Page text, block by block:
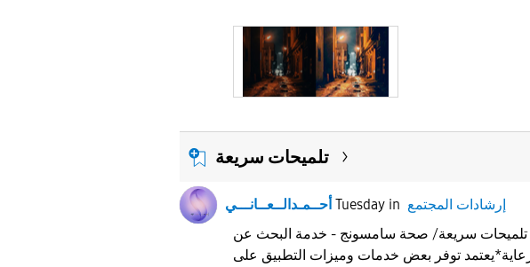
تلميحات سريعة
أحــمـدالــعــانـــي Tuesday in إرشادات المجتمع
تلميحات سريعة/ صحة سامسونج - خدمة البحث عن
توفر بعض خدمات وميزات التطبيق على